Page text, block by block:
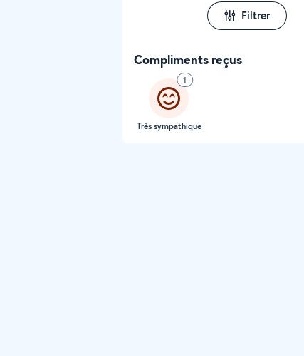
Filtrer
Compliments reçus
1
Très sympathique